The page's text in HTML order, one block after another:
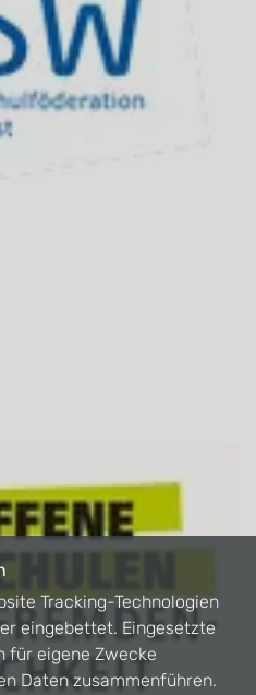
Tracking-Technologien
eingebettet. Eingesetzte
für eigene Zwecke
Daten zusammenführen.